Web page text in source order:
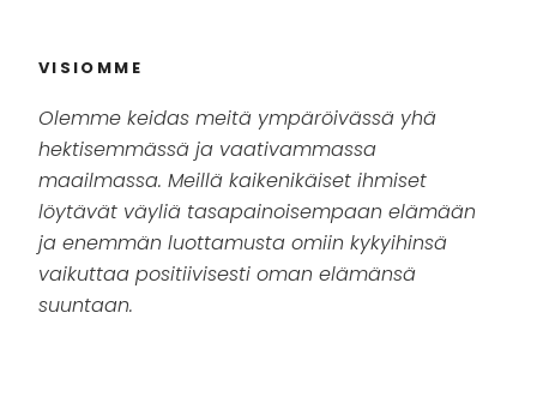
VISIOMME
Olemme keidas meitä ympäröivässä yhä
hektisemmässä ja vaativammassa
maailmassa. Meillä kaikenikäiset ihmiset
löytävät väyliä tasapainoisempaan elämään
ja enemmän luottamusta omiin kykyihinsä
vaikuttaa positiivisesti oman elämänsä
suuntaan.